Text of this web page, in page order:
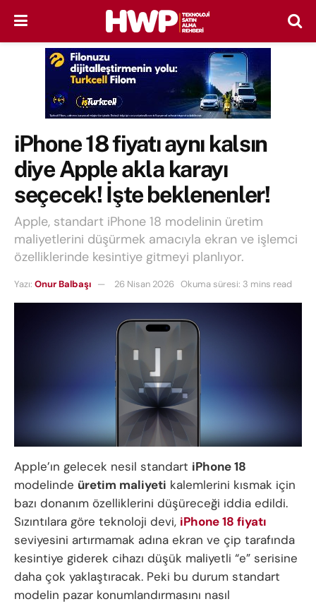
iPhone 18 fiyatı aynı kalsın
diye Apple akla karayı
seçecek! İşte beklenenler!
Apple, standart iPhone 18 modelinin üretim
maliyetlerini düşürmek amacıyla ekran ve işlemci
özelliklerinde kesintiye gitmeyi planlıyor.
Yazı: Onur Balbaşı 26 Nisan 2026 Okuma süresi: 3 mins read
Apple’ın gelecek nesil standart iPhone 18
modelinde üretim maliyeti kalemlerini kısmak için
bazı donanım özelliklerini düşüreceği iddia edildi.
Sızıntılara göre teknoloji devi, iPhone 18 fiyatı
seviyesini artırmamak adına ekran ve çip tarafında
kesintiye giderek cihazı düşük maliyetli “e” serisine
daha çok yaklaştıracak. Peki bu durum standart
modelin pazar konumlandırmasını nasıl